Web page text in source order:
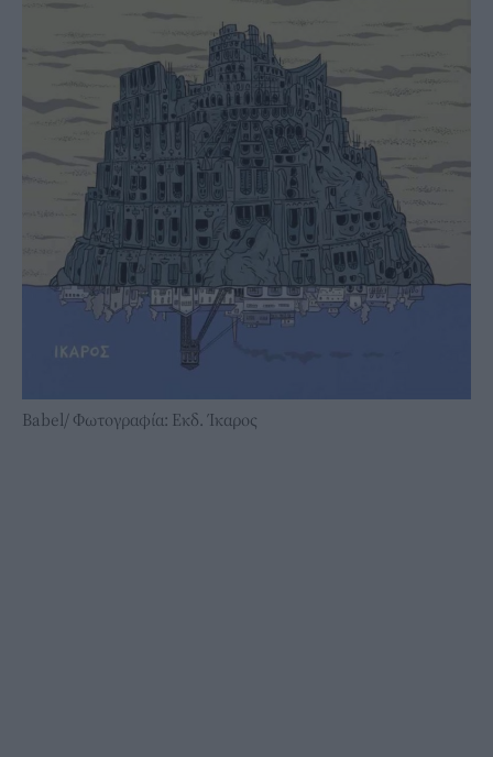
Babel/ Φωτογραφία: Εκδ. Ίκαρος